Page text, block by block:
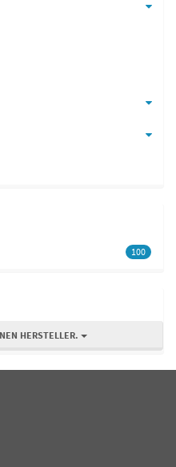
100
HERSTELLER.